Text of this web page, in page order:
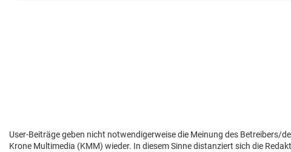
User-Beiträge geben nicht notwendigerweise die Meinung des Betreibers/
Krone Multimedia (KMM) wieder. In diesem Sinne distanziert sich die